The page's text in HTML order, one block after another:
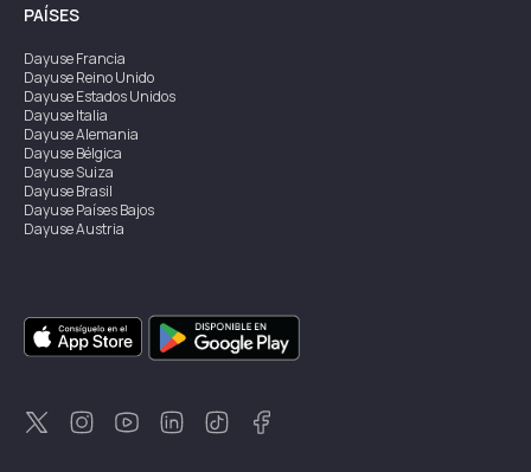
PAÍSES
DayuseFrancia
DayuseReino Unido
DayuseEstados Unidos
DayuseItalia
DayuseAlemania
DayuseBélgica
DayuseSuiza
DayuseBrasil
DayusePaíses Bajos
DayuseAustria
DayuseSingapur
DayuseSuecia
DayuseTailandia
DayuseNueva Zelanda
DayuseTurquía